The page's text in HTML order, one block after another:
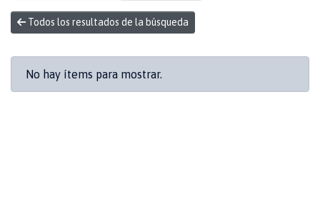
Todos los resultados de la búsqueda
No hay ítems para mostrar.